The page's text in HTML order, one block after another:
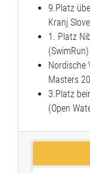
9.Platz
Kranj
1. Platz
Nordische
Masters
3.Platz
(Open